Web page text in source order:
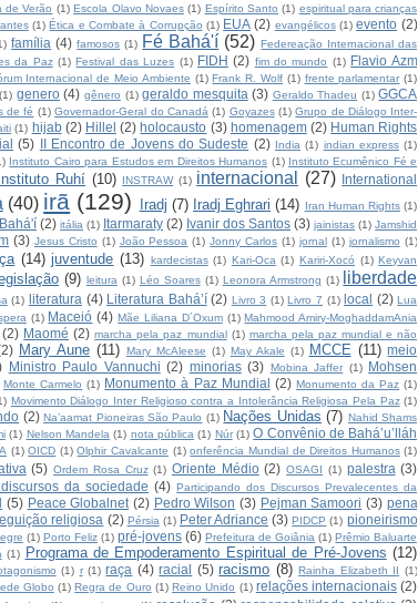
de Verão (1) Escola Olavo Novaes (1) Espírito Santo (1) espiritual para crianças
(1) Ética e Combate à Corrupção (1) EUA (2) evangélicos (1) evento (2)
família (4) famosos (1) Fé Bahá'í (52) Federeação Internacional das
da Paz (1) Festival das Luzes (1) FIDH (2) fim do mundo (1) Flavio Azm
Internacional de Meio Ambiente (1) Frank R. Wolf (1) frente parlamentar (1)
(1) genero (4) gênero (1) geraldo mesquita (3) Geraldo Thadeu (1) GGCA
de fé (1) Governador-Geral do Canadá (1) Goyazes (1) Grupo de Diálogo Inter-
(1) hijab (2) Hillel (2) holocausto (3) homenagem (2) Human Rights
(5) II Encontro de Jovens do Sudeste (2) India (1) indian express (1)
Instituto Cairo para Estudos em Direitos Humanos (1) Instituto Ecumênico Fé e
Ruhí (10) INSTRAW (1) internacional (27) International
(40) irã (129) Iradj (7) Iradj Eghrari (14) Iran Human Rights (1)
(2) itália (1) Itarmaraty (2) Ivanir dos Santos (3) jainistas (1) Jamshid
(3) Jesus Cristo (1) João Pessoa (1) Jonny Carlos (1) jornal (1) jornalismo (1)
(14) juventude (13) kardecistas (1) Kari-Oca (1) Kariri-Xocó (1) Keyvan
(9) leitura (1) Léo Soares (1) Leonora Armstrong (1)
liberdade
(1) literatura (4) Literatura Bahá’í (2) Livro 3 (1) Livro 7 (1) local (2) Lua
(1) Maceió (4) Mãe Liliana D´Oxum (1) Mahmood Amiry-MoghaddamAnia
(2) Maomé (2) marcha pela paz mundial (1) marcha pela paz mundial e não
Mary Aune (11) Mary McAleese (1) May Akale (1) MCCE (11) meio
Ministro Paulo Vannuchi (2) minorias (3) Mobina Jaffer (1) Mohsen
Monte Carmelo (1) Monumento à Paz Mundial (2) Monumento da Paz (1)
Movimento Diálogo Inter Religioso contra a Intolerância Religiosa Pela Paz (1)
(2) Na’aamat Pioneiras São Paulo (1) Nações Unidas (7) Nahid Shams
(1) Nelson Mandela (1) nota pública (1) Núr (1) O Convênio de Bahá’u’lláh
(1) OICD (1) Olphir Cavalcante (1) onferência Mundial de Direitos Humanos (1)
(5) Ordem Rosa Cruz (1) Oriente Médio (2) OSAGI (1) palestra (3)
da sociedade (4) Participando dos Discursos Prevalecentes da
(5) Peace Globalnet (2) Pedro Wilson (3) Pejman Samoori (3) pena
religiosa (2) Pérsia (1) Peter Adriance (3) PIDCP (1) pioneirismo
(1) Porto Feliz (1) pré-jovens (6) Prefeitura de Goiânia (1) Prêmio Baluarte
(1) Programa de Empoderamento Espiritual de Pré-Jovens (12)
(1) r (1) raça (4) racial (5) racismo (8) Rainha Elizabeth II (1)
Globo (1) Regra de Ouro (1) Reino Unido (1) relações internacionais (2)